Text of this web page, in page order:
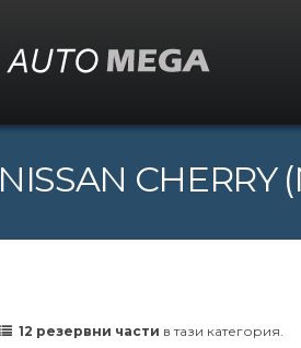
NISSAN CHERRY
12 резервни части в тази категория.